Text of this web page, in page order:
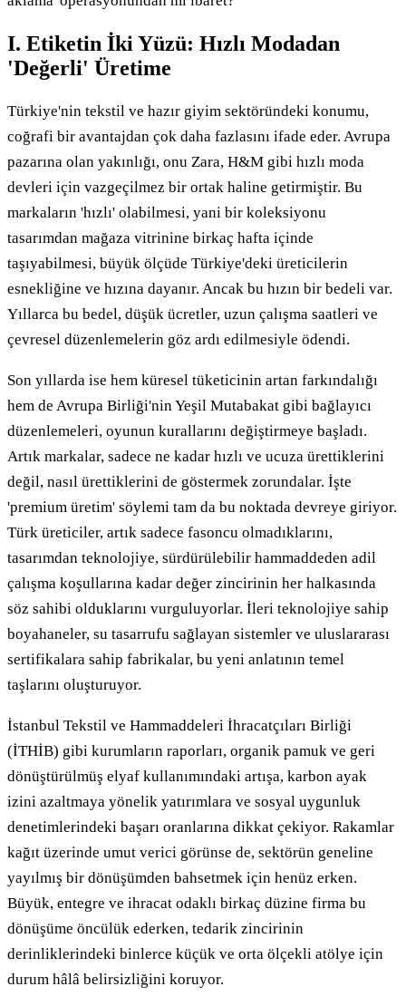
I. Etiketin İki Yüzü: Hızlı Modadan
'Değerli' Üretime
Türkiye'nin tekstil ve hazır giyim sektöründeki konumu,
coğrafi bir avantajdan çok daha fazlasını ifade eder. Avrupa
pazarına olan yakınlığı, onu Zara, H&M gibi hızlı moda
devleri için vazgeçilmez bir ortak haline getirmiştir. Bu
markaların 'hızlı' olabilmesi, yani bir koleksiyonu
tasarımdan mağaza vitrinine birkaç hafta içinde
taşıyabilmesi, büyük ölçüde Türkiye'deki üreticilerin
esnekliğine ve hızına dayanır. Ancak bu hızın bir bedeli var.
Yıllarca bu bedel, düşük ücretler, uzun çalışma saatleri ve
çevresel düzenlemelerin göz ardı edilmesiyle ödendi.
Son yıllarda ise hem küresel tüketicinin artan farkındalığı
hem de Avrupa Birliği'nin Yeşil Mutabakat gibi bağlayıcı
düzenlemeleri, oyunun kurallarını değiştirmeye başladı.
Artık markalar, sadece ne kadar hızlı ve ucuza ürettiklerini
değil, nasıl ürettiklerini de göstermek zorundalar. İşte
'premium üretim' söylemi tam da bu noktada devreye giriyor.
Türk üreticiler, artık sadece fasoncu olmadıklarını,
tasarımdan teknolojiye, sürdürülebilir hammaddeden adil
çalışma koşullarına kadar değer zincirinin her halkasında
söz sahibi olduklarını vurguluyorlar. İleri teknolojiye sahip
boyahaneler, su tasarrufu sağlayan sistemler ve uluslararası
sertifikalara sahip fabrikalar, bu yeni anlatının temel
taşlarını oluşturuyor.
İstanbul Tekstil ve Hammaddeleri İhracatçıları Birliği
(İTHİB) gibi kurumların raporları, organik pamuk ve geri
dönüştürülmüş elyaf kullanımındaki artışa, karbon ayak
izini azaltmaya yönelik yatırımlara ve sosyal uygunluk
denetimlerindeki başarı oranlarına dikkat çekiyor. Rakamlar
kağıt üzerinde umut verici görünse de, sektörün geneline
yayılmış bir dönüşümden bahsetmek için henüz erken.
Büyük, entegre ve ihracat odaklı birkaç düzine firma bu
dönüşüme öncülük ederken, tedarik zincirinin
derinliklerindeki binlerce küçük ve orta ölçekli atölye için
durum hâlâ belirsizliğini koruyor.